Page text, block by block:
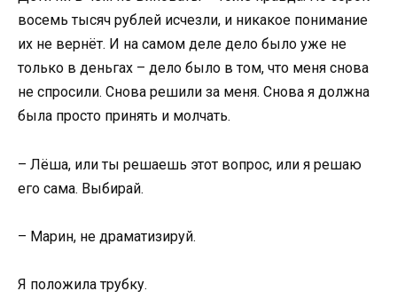
восемь тысяч рублей исчезли, и никакое понимание
их не вернёт. И на самом деле дело было уже не
только в деньгах – дело было в том, что меня снова
не спросили. Снова решили за меня. Снова я должна
была просто принять и молчать.
– Лёша, или ты решаешь этот вопрос, или я решаю
его сама. Выбирай.
– Марин, не драматизируй.
Я положила трубку.